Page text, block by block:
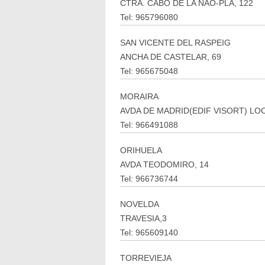
CTRA. CABO DE LA NAO-PLA, 122
Tel: 965796080
SAN VICENTE DEL RASPEIG
ANCHA DE CASTELAR, 69
Tel: 965675048
MORAIRA
AVDA DE MADRID(EDIF VISORT)
Tel: 966491088
ORIHUELA
AVDA TEODOMIRO, 14
Tel: 966736744
NOVELDA
TRAVESIA,3
Tel: 965609140
TORREVIEJA